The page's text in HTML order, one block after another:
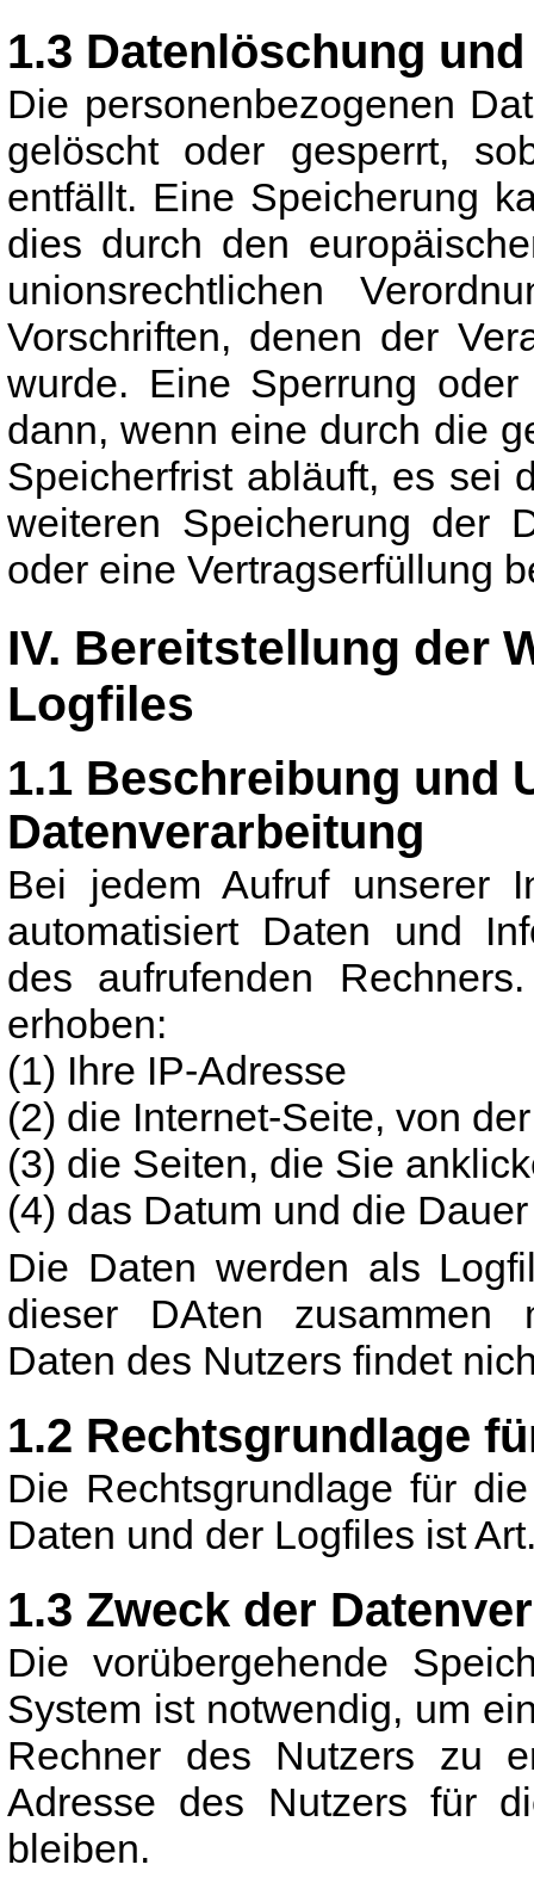
1.3 Datenlöschung
Die personenbezogenen
gelöscht oder gesperrt,
entfällt. Eine Speicherung
dies durch den
unionsrechtlichen
Vorschriften, denen der
wurde. Eine Sperrung
dann, wenn eine durch die
Speicherfrist abläuft, es sei
weiteren Speicherung der
oder eine Vertragserfüllung
IV. Bereitstellung der
Logfiles
1.1 Beschreibung und
Datenverarbeitung
Bei jedem Aufruf unserer
automatisiert Daten und
des aufrufenden
erhoben:
(1) Ihre IP-Adresse
(2) die Internet-Seite, von
(3) die Seiten, die Sie
(4) das Datum und die
Die Daten werden als
dieser DAten zusammen
Daten des Nutzers findet
1.2 Rechtsgrundlage
Die Rechtsgrundlage für
Daten und der Logfiles ist
1.3 Zweck der
Die vorübergehende
System ist notwendig, um
Rechner des Nutzers zu
Adresse des Nutzers für
bleiben.